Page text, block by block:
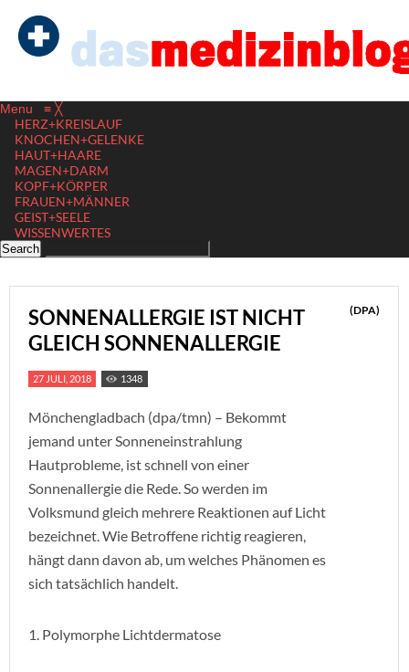
Menu ≡ ╳
HERZ+KREISLAUF
KNOCHEN+GELENKE
HAUT+HAARE
MAGEN+DARM
KOPF+KÖRPER
FRAUEN+MÄNNER
GEIST+SEELE
WISSENWERTES
SONNENALLERGIE IST NICHT
GLEICH SONNENALLERGIE
(DPA)
27 JULI, 2018 1348
Mönchengladbach (dpa/tmn) – Bekommt
jemand unter Sonneneinstrahlung
Hautprobleme, ist schnell von einer
Sonnenallergie die Rede. So werden im
Volksmund gleich mehrere Reaktionen auf Licht
bezeichnet. Wie Betroffene richtig reagieren,
hängt dann davon ab, um welches Phänomen es
sich tatsächlich handelt.
1. Polymorphe Lichtdermatose